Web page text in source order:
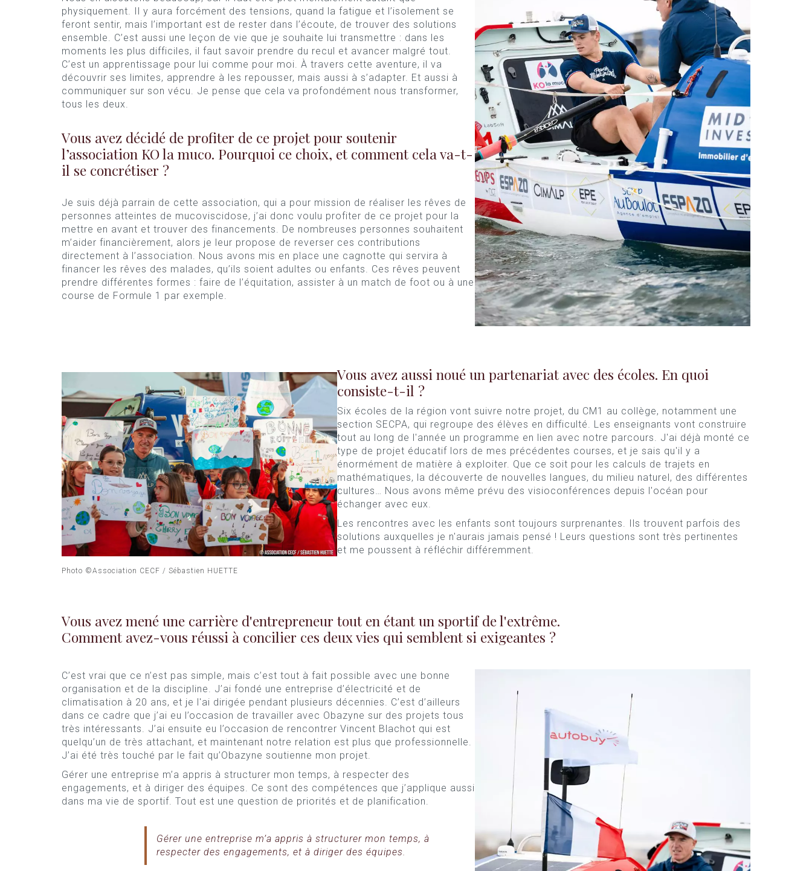
physiquement. Il y aura forcément des tensions, quand la fatigue et l’isolement se
feront sentir, mais l’important est de rester dans l’écoute, de trouver des solutions
ensemble. C’est aussi une leçon de vie que je souhaite lui transmettre : dans les
moments les plus difficiles, il faut savoir prendre du recul et avancer malgré tout.
C’est un apprentissage pour lui comme pour moi. À travers cette aventure, il va
découvrir ses limites, apprendre à les repousser, mais aussi à s’adapter. Et aussi à
communiquer sur son vécu. Je pense que cela va profondément nous transformer,
tous les deux.
Vous avez décidé de profiter de ce projet pour soutenir
l’association KO la muco. Pourquoi ce choix, et comment cela va-t-
il se concrétiser ?
Je suis déjà parrain de cette association, qui a pour mission de réaliser les rêves de
personnes atteintes de mucoviscidose, j’ai donc voulu profiter de ce projet pour la
mettre en avant et trouver des financements. De nombreuses personnes souhaitent
m’aider financièrement, alors je leur propose de reverser ces contributions
directement à l’association. Nous avons mis en place une cagnotte qui servira à
financer les rêves des malades, qu’ils soient adultes ou enfants. Ces rêves peuvent
prendre différentes formes : faire de l’équitation, assister à un match de foot ou à une
course de Formule 1 par exemple.
Photo ©Association CECF / Sébastien HUETTE
Vous avez aussi noué un partenariat avec des écoles. En quoi
consiste-t-il ?
Six écoles de la région vont suivre notre projet, du CM1 au collège, notamment une
section SECPA, qui regroupe des élèves en difficulté. Les enseignants vont construire
tout au long de l'année un programme en lien avec notre parcours. J'ai déjà monté ce
type de projet éducatif lors de mes précédentes courses, et je sais qu'il y a
énormément de matière à exploiter. Que ce soit pour les calculs de trajets en
mathématiques, la découverte de nouvelles langues, du milieu naturel, des différentes
cultures… Nous avons même prévu des visioconférences depuis l'océan pour
échanger avec eux.
Les rencontres avec les enfants sont toujours surprenantes. Ils trouvent parfois des
solutions auxquelles je n'aurais jamais pensé ! Leurs questions sont très pertinentes
et me poussent à réfléchir différemment.
Vous avez mené une carrière d'entrepreneur tout en étant un sportif de l'extrême.
Comment avez-vous réussi à concilier ces deux vies qui semblent si exigeantes ?
C’est vrai que ce n’est pas simple, mais c’est tout à fait possible avec une bonne
organisation et de la discipline. J’ai fondé une entreprise d’électricité et de
climatisation à 20 ans, et je l'ai dirigée pendant plusieurs décennies. C’est d’ailleurs
dans ce cadre que j’ai eu l’occasion de travailler avec Obazyne sur des projets tous
très intéressants. J’ai ensuite eu l’occasion de rencontrer Vincent Blachot qui est
quelqu’un de très attachant, et maintenant notre relation est plus que professionnelle.
J’ai été très touché par le fait qu’Obazyne soutienne mon projet.
Gérer une entreprise m’a appris à structurer mon temps, à respecter des
engagements, et à diriger des équipes. Ce sont des compétences que j’applique aussi
dans ma vie de sportif. Tout est une question de priorités et de planification.
Gérer une entreprise m’a appris à structurer mon temps, à
respecter des engagements, et à diriger des équipes.